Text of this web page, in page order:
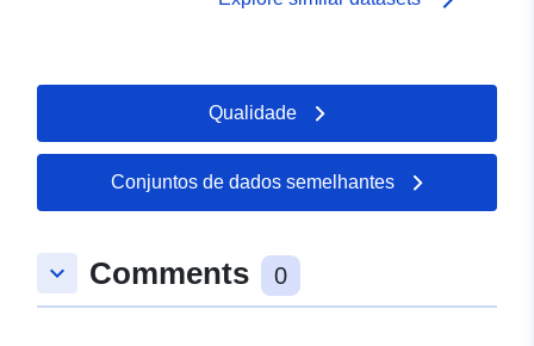
Qualidade
Conjuntos de dados semelhantes
keyboard_arrow_down Comments 0